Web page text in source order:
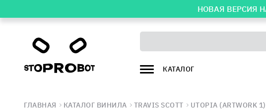
НОВАЯ ВЕРСИЯ
КАТАЛОГ
ГЛАВНАЯ КАТАЛОГ ВИНИЛА TRAVIS SCOTT UTOPIA (ARTWORK 1)